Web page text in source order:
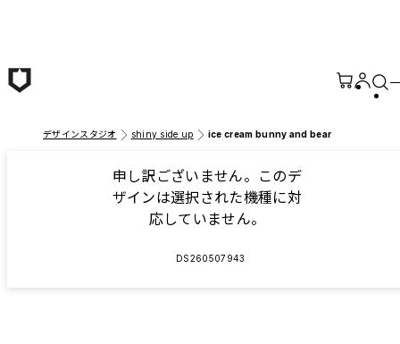
デザインスタジオ shiny side up ice cream bunny and bear
申し訳ございません。このデ
ザインは選択された機種に対
応していません。
DS260507943